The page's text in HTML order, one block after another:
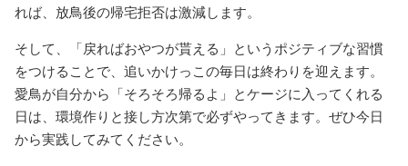
れば、放鳥後の帰宅拒否は激減します。
そして、「戻ればおやつが貰える」というポジティブな習慣
をつけることで、追いかけっこの毎日は終わりを迎えます。
愛鳥が自分から「そろそろ帰るよ」とケージに入ってくれる
日は、環境作りと接し方次第で必ずやってきます。ぜひ今日
から実践してみてください。